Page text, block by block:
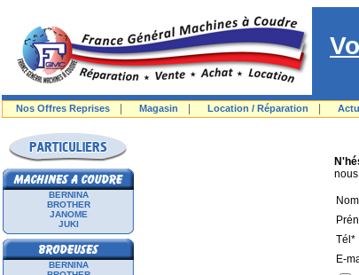
Nos Offres Reprises Magasin Location / Réparation
BERNINA
BROTHER
JANOME
JUKI
BERNINA
Tél*
E-